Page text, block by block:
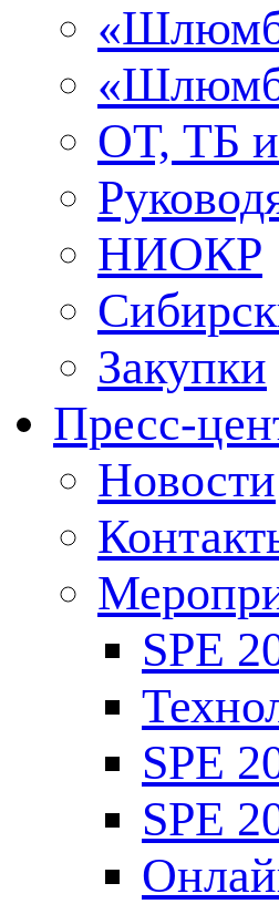
ОТ, ТБ
НИОКР
Закупки
Пресс-
Новости
SPE
SPE
SPE